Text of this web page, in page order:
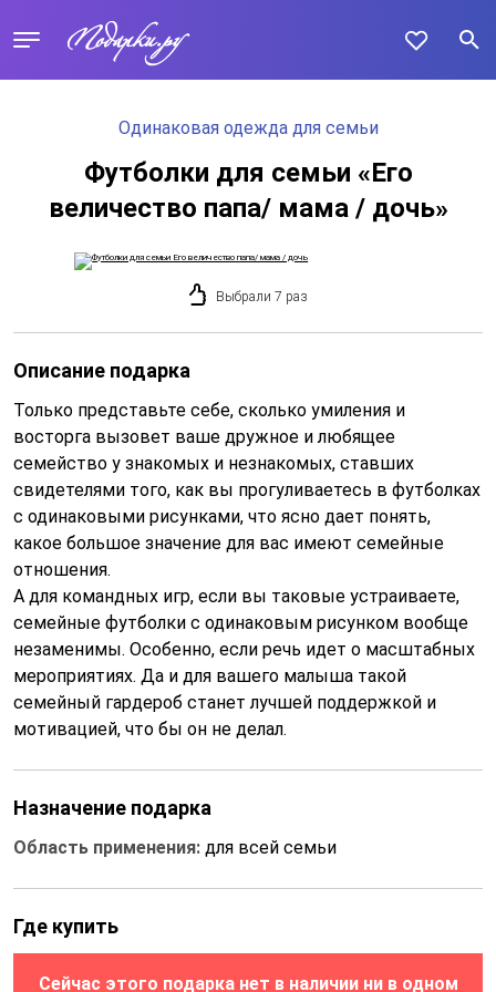
Одинаковая одежда для семьи
Футболки для семьи «Его
величество папа/ мама / дочь»
Выбрали 7 раз
Описание подарка
Только представьте себе, сколько умиления и
восторга вызовет ваше дружное и любящее
семейство у знакомых и незнакомых, ставших
свидетелями того, как вы прогуливаетесь в футболках
с одинаковыми рисунками, что ясно дает понять,
какое большое значение для вас имеют семейные
отношения.
А для командных игр, если вы таковые устраиваете,
семейные футболки с одинаковым рисунком вообще
незаменимы. Особенно, если речь идет о масштабных
мероприятиях. Да и для вашего малыша такой
семейный гардероб станет лучшей поддержкой и
мотивацией, что бы он не делал.
Назначение подарка
Область применения: для всей семьи
Где купить
Сейчас этого подарка нет в наличии ни в одном